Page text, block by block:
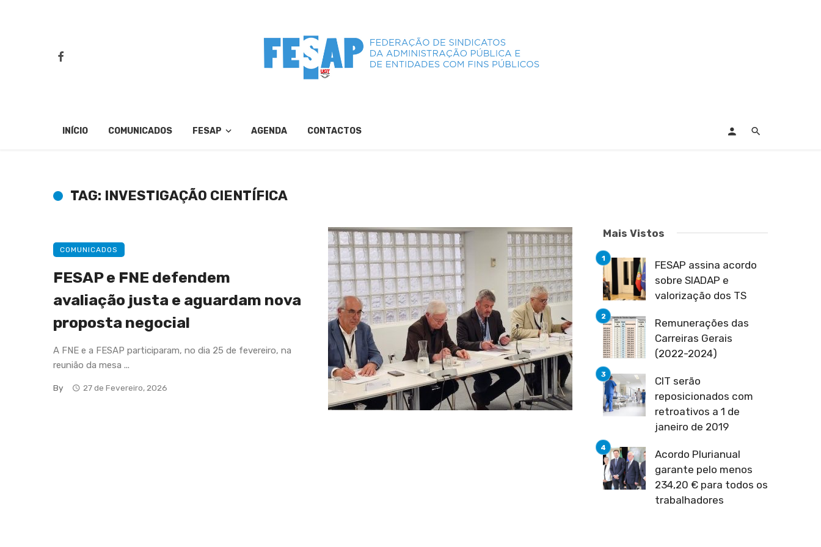
INÍCIO COMUNICADOS FESAP AGENDA CONTACTOS
TAG: INVESTIGAÇÃO CIENTÍFICA
COMUNICADOS
FESAP e FNE defendem
avaliação justa e aguardam nova
proposta negocial
A FNE e a FESAP participaram, no dia 25 de fevereiro, na
reunião da mesa ...
By 27 de Fevereiro, 2026
Mais Vistos
FESAP assina acordo
sobre SIADAP e
valorização dos TS
Remunerações das
Carreiras Gerais
(2022-2024)
CIT serão
reposicionados com
retroativos a 1 de
janeiro de 2019
Acordo Plurianual
garante pelo menos
234,20 € para todos os
trabalhadores